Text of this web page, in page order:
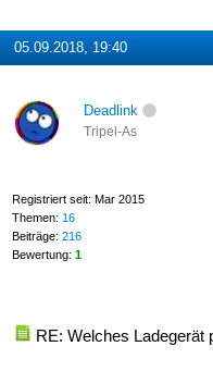
05.09.2018, 19:40
Deadlink
Tripel-As
Registriert seit: Mar 2015
Themen: 16
Beiträge: 216
Bewertung: 1
RE: Welches Ladegerät